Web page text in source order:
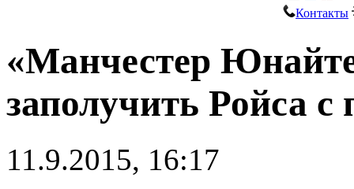
Контакты
«Манчестер
заполучить Ройса
11.9.2015, 16:17